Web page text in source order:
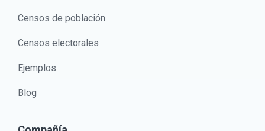
Censos de población
Censos electorales
Ejemplos
Blog